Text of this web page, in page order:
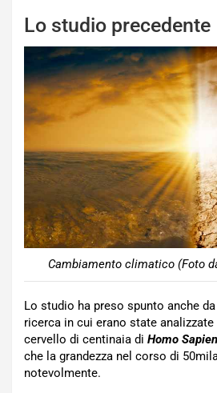
Lo studio precedente
Cambiamento climatico (Foto
Lo studio ha preso spunto anche
ricerca in cui erano state analizzate
cervello di centinaia di Homo
che la grandezza nel corso di
notevolmente.